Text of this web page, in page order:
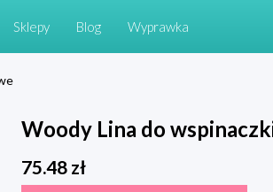
Sklepy Blog Wyprawka
Woody Lina do
75.48zł